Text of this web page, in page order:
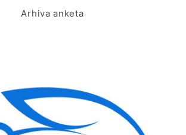
Arhiva anketa